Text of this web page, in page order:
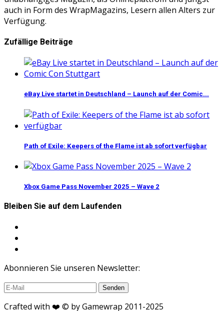
auch in Form des WrapMagazins, Lesern allen Alters zur
Verfügung.
Zufällige Beiträge
eBay Live startet in Deutschland – Launch auf der Comic...
Path of Exile: Keepers of the Flame ist ab sofort verfügbar
Xbox Game Pass November 2025 – Wave 2
Bleiben Sie auf dem Laufenden
Abonnieren Sie unseren Newsletter:
Crafted with ❤️ © by Gamewrap 2011-2025